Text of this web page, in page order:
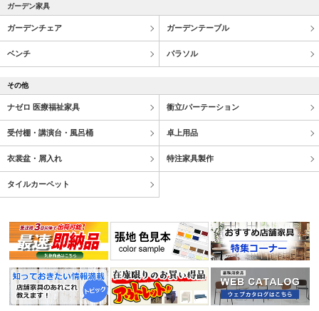
ガーデン家具
ガーデンチェア ガーデンテーブル
ベンチ パラソル
その他
ナゼロ 医療福祉家具 衝立/パーテーション
受付棚・講演台・風呂桶 卓上用品
衣裳盆・屑入れ 特注家具製作
タイルカーペット